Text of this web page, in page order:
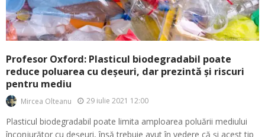
Profesor Oxford: Plasticul biodegradabil poate
reduce poluarea cu deșeuri, dar prezintă și riscuri
pentru mediu
Mircea Olteanu 29 iulie 2021 12:00
Plasticul biodegradabil poate limita amploarea poluării mediului
înconjurător cu deșeuri, însă trebuie avut în vedere că și acest tip